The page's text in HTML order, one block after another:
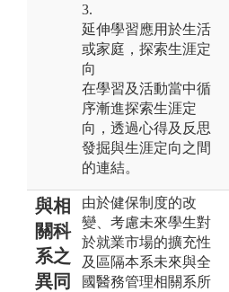
3.
延伸學習應用於生活
或家庭，探索生涯定
向
在學習及活動當中循
序漸進探索生涯定
向，透過心得及反思
發掘與生涯定向之間
的連結。
與相
關科
系之
異同
由於健保制度的改
變、考慮未來學生對
於就業市場的擴充性
及區隔本系未來與全
國醫務管理相關系所